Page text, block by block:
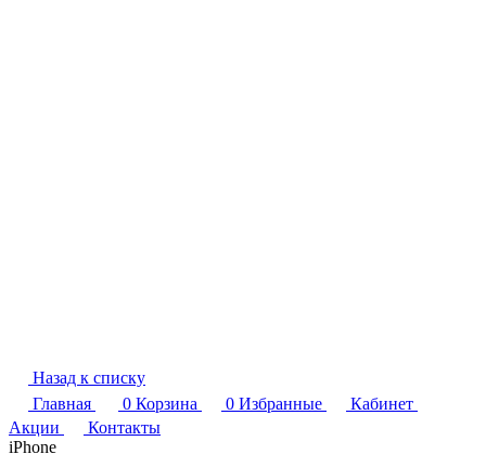
Назад к списку
Главная
0 Корзина 0 Избранные
Кабинет
Акции
Контакты
iPhone